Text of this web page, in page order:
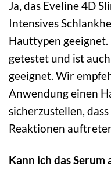
Ja, das Eveline 4D
Intensives
Hauttypen
getestet und ist
geeignet. Wir
Anwendung einen
sicherzustellen,
Reaktionen
Kann ich das